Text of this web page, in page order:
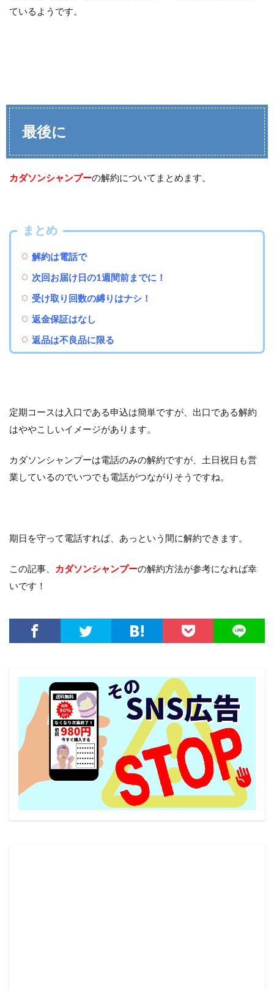
ているようです。
最後に
カダソンシャンプーの解約についてまとめます。
まとめ
解約は電話で
次回お届け日の1週間前までに！
受け取り回数の縛りはナシ！
返金保証はなし
返品は不良品に限る
定期コースは入口である申込は簡単ですが、出口である解約
はややこしいイメージがあります。
カダソンシャンプーは電話のみの解約ですが、土日祝日も営
業しているのでいつでも電話がつながりそうですね。
期日を守って電話すれば、あっという間に解約できます。
この記事、 カダソンシャンプーの解約方法が参考になれば幸
いです！